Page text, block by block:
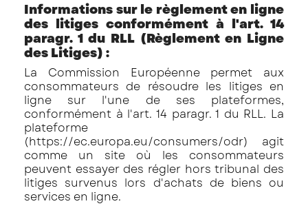
Informations sur le règlement en ligne
des litiges conformément à l'art. 14
paragr. 1 du RLL (Règlement en Ligne
des Litiges) :
La Commission Européenne permet aux
consommateurs de résoudre les litiges en
ligne sur l'une de ses plateformes,
conformément à l'art. 14 paragr. 1 du RLL. La
plateforme
(https://ec.europa.eu/consumers/odr) agit
comme un site où les consommateurs
peuvent essayer des régler hors tribunal des
litiges survenus lors d'achats de biens ou
services en ligne.